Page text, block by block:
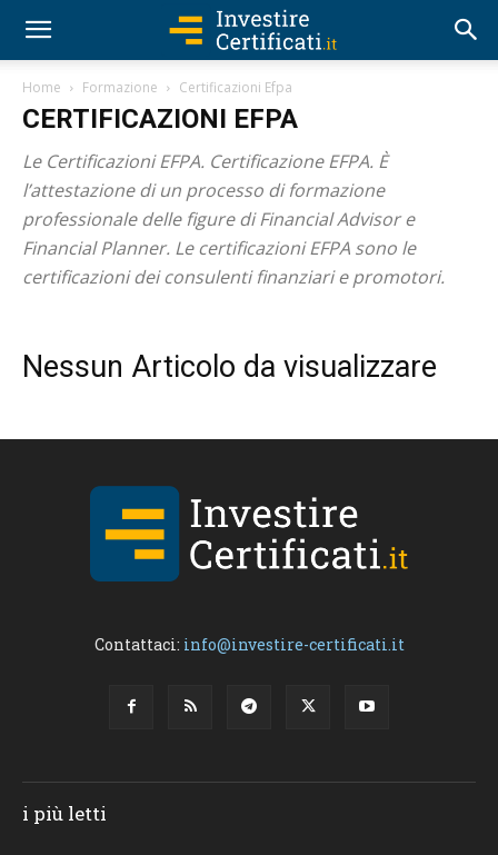
Home Formazione Certificazioni Efpa
CERTIFICAZIONI EFPA
Le Certificazioni EFPA. Certificazione EFPA. È
l’attestazione di un processo di formazione
professionale delle figure di Financial Advisor e
Financial Planner. Le certificazioni EFPA sono le
certificazioni dei consulenti finanziari e promotori.
Nessun Articolo da visualizzare
Contattaci: info@investire-certificati.it
i più letti